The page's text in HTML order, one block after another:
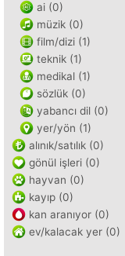
ai (0)
müzik (0)
film/dizi (1)
teknik (1)
medikal (1)
sözlük (0)
yabancı dil (0)
yer/yön (1)
alınık/satılık (0)
gönül işleri (0)
hayvan (0)
kayıp (0)
kan aranıyor (0)
ev/kalacak yer (0)